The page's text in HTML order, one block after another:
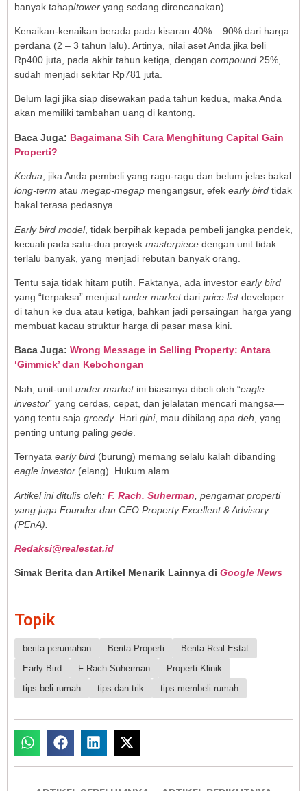
banyak tahap/tower yang sedang direncanakan).
Kenaikan-kenaikan berada pada kisaran 40% – 90% dari harga
perdana (2 – 3 tahun lalu). Artinya, nilai aset Anda jika beli
Rp400 juta, pada akhir tahun ketiga, dengan compound 25%,
sudah menjadi sekitar Rp781 juta.
Belum lagi jika siap disewakan pada tahun kedua, maka Anda
akan memiliki tambahan uang di kantong.
Baca Juga: Bagaimana Sih Cara Menghitung Capital Gain
Properti?
Kedua, jika Anda pembeli yang ragu-ragu dan belum jelas bakal
long-term atau megap-megap mengangsur, efek early bird tidak
bakal terasa pedasnya.
Early bird model, tidak berpihak kepada pembeli jangka pendek,
kecuali pada satu-dua proyek masterpiece dengan unit tidak
terlalu banyak, yang menjadi rebutan banyak orang.
Tentu saja tidak hitam putih. Faktanya, ada investor early bird
yang “terpaksa” menjual under marketdari price listdeveloper
di tahun ke dua atau ketiga, bahkan jadi persaingan harga yang
membuat kacau struktur harga di pasar masa kini.
Baca Juga: Wrong Message in Selling Property: Antara
‘Gimmick’ dan Kebohongan
Nah, unit-unit under marketini biasanya dibeli oleh “eagle
investor” yang cerdas, cepat, dan jelalatan mencari mangsa—
yang tentu saja greedy. Hari gini, mau dibilang apa deh , yang
penting untung paling gede
Ternyata early bird (burung) memang selalu kalah dibanding
eagle investor (elang). Hukum alam.
Artikel ini ditulis oleh: F. Rach. Suherman , pengamat properti
yang juga Founder dan CEO Property Excellent & Advisory
(PEnA).
Redaksi@realestat.id
Simak Berita dan Artikel Menarik Lainnya di Google News
Topik
berita perumahan Berita Properti
Berita Real Estat
Early Bird
F Rach Suherman
Properti Klinik
tips beli rumah
tips dan trik tips membeli rumah